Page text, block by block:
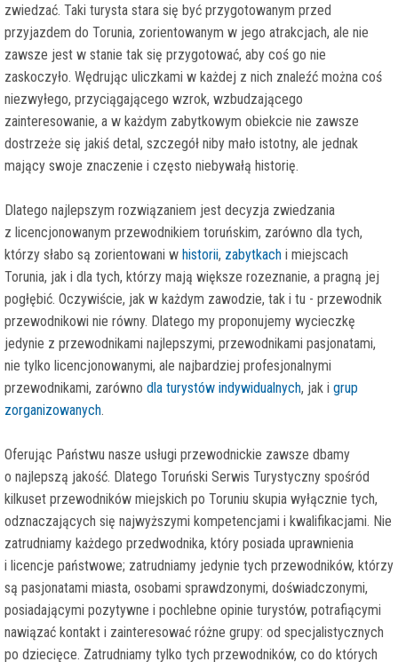
zwiedzać. Taki turysta stara się być przygotowanym przed
przyjazdem do Torunia, zorientowanym w jego atrakcjach, ale nie
zawsze jest w stanie tak się przygotować, aby coś go nie
zaskoczyło. Wędrując uliczkami w każdej z nich znaleźć można coś
niezwyłego, przyciągającego wzrok, wzbudzającego
zainteresowanie, a w każdym zabytkowym obiekcie nie zawsze
dostrzeże się jakiś detal, szczegół niby mało istotny, ale jednak
mający swoje znaczenie i często niebywałą historię.
Dlatego najlepszym rozwiązaniem jest decyzja zwiedzania
z licencjonowanym przewodnikiem toruńskim, zarówno dla tych,
którzy słabo są zorientowani w historii, zabytkach i miejscach
Torunia, jak i dla tych, którzy mają większe rozeznanie, a pragną jej
pogłębić. Oczywiście, jak w każdym zawodzie, tak i tu - przewodnik
przewodnikowi nie równy. Dlatego my proponujemy wycieczkę
jedynie z przewodnikami najlepszymi, przewodnikami pasjonatami,
nie tylko licencjonowanymi, ale najbardziej profesjonalnymi
przewodnikami, zarówno dla turystów indywidualnych, jak i grup
zorganizowanych.
Oferując Państwu nasze usługi przewodnickie zawsze dbamy
o najlepszą jakość. Dlatego Toruński Serwis Turystyczny spośród
kilkuset przewodników miejskich po Toruniu skupia wyłącznie tych,
odznaczających się najwyższymi kompetencjami i kwalifikacjami. Nie
zatrudniamy każdego przedwodnika, który posiada uprawnienia
i licencje państwowe; zatrudniamy jedynie tych przewodników, którzy
są pasjonatami miasta, osobami sprawdzonymi, doświadczonymi,
posiadającymi pozytywne i pochlebne opinie turystów, potrafiącymi
nawiązać kontakt i zainteresować różne grupy: od specjalistycznych
po dziecięce. Zatrudniamy tylko tych przewodników, co do których